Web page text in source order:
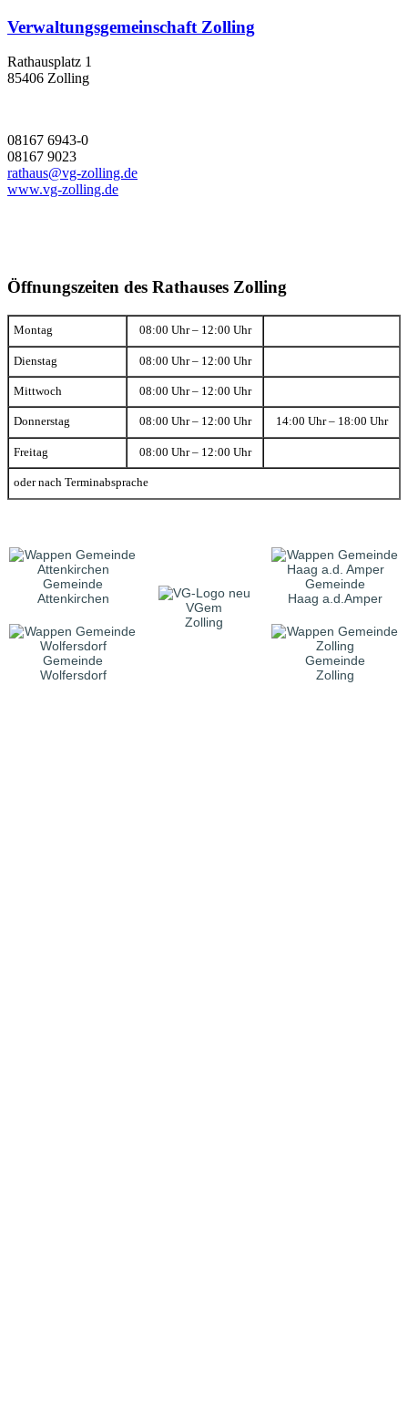
Verwaltungsgemeinschaft Zolling
Rathausplatz 1
85406 Zolling
08167 6943-0
08167 9023
rathaus@vg-zolling.de
www.vg-zolling.de
Öffnungszeiten des Rathauses Zolling
Montag 08:00 Uhr – 12:00 Uhr
Dienstag 08:00 Uhr – 12:00 Uhr
Mittwoch 08:00 Uhr – 12:00 Uhr
Donnerstag 08:00 Uhr – 12:00 Uhr 14:00 Uhr – 18:00 Uhr
Freitag 08:00 Uhr – 12:00 Uhr
oder nach Terminabsprache
Gemeinde
Attenkirchen
VGem
Zolling
Gemeinde
Haag a.d.Amper
Gemeinde
Wolfersdorf
Gemeinde
Zolling